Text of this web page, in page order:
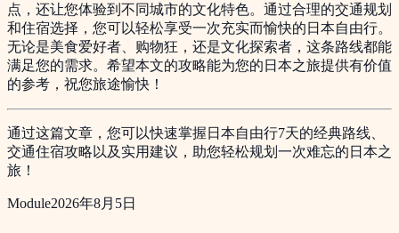
点，还让您体验到不同城市的文化特色。通过合理的交通规划
和住宿选择，您可以轻松享受一次充实而愉快的日本自由行。
无论是美食爱好者、购物狂，还是文化探索者，这条路线都能
满足您的需求。希望本文的攻略能为您的日本之旅提供有价值
的参考，祝您旅途愉快！
通过这篇文章，您可以快速掌握日本自由行7天的经典路线、
交通住宿攻略以及实用建议，助您轻松规划一次难忘的日本之
旅！
Module2026年8月5日